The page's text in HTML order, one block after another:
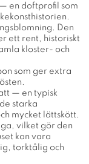
en doftprofil som
Den
ett rent, historiskt
kloster- och
som ger extra
— en typisk
starka
mycket lättskött.
vilket gör den
kan vara
torktålig och